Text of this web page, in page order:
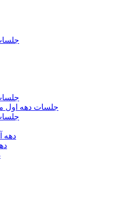
جلسات
جلسات
جلسات دهه اول محرم الحرام 1393 -
جلسات
دهه آخر ماه
دهه